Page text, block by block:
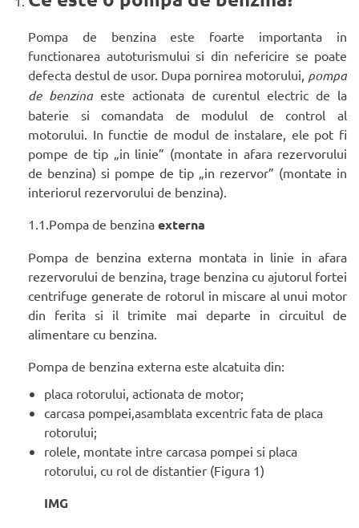
Pompa de benzina este foarte importanta in
functionarea autoturismului si din nefericire se poate
defecta destul de usor. Dupa pornirea motorului, pompa
de benzinaeste actionata de curentul electric de la
baterie si comandata de modulul de control al
motorului. In functie de modul de instalare, ele pot fi
pompe de tip „in linie” (montate in afara rezervorului
de benzina) si pompe de tip „in rezervor” (montate in
interiorul rezervorului de benzina).
1.1.Pompa de benzina externa
Pompa de benzina externa montata in linie in afara
rezervorului de benzina, trage benzina cu ajutorul fortei
centrifuge generate de rotorul in miscare al unui motor
din ferita si il trimite mai departe in circuitul de
alimentare cu benzina.
Pompa de benzina externa este alcatuita din:
placa rotorului, actionata de motor;
carcasa pompei,asamblata excentric fata de placa
rotorului;
rolele, montate intre carcasa pompei si placa
rotorului, cu rol de distantier (Figura 1)
IMG